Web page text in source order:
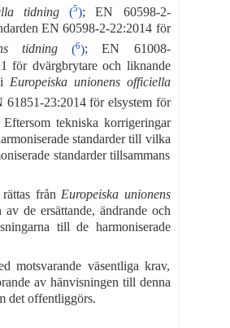
tidning (5); EN 60598-2-
EN 60598-2-22:2014 för
tidning (6); EN 61008-
för dvärgbrytare och liknande
Europeiska unionens officiella
61851-23:2014 för elsystem för
Eftersom tekniska korrigeringar
standarder till vilka
standarder tillsammans
från Europeiska unionens
de ersättande, ändrande och
till de harmoniserade
motsvarande väsentliga krav,
av hänvisningen till denna
det offentliggörs.